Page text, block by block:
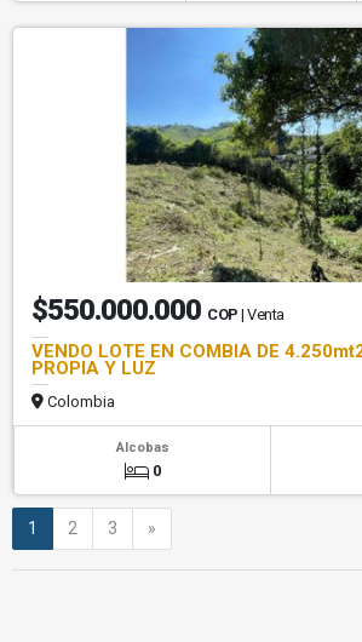
$550.000.000 COP | Venta
VENDO LOTE EN COMBIA DE
PROPIA Y LUZ
Colombia
Alcobas
0
1 2 3 »